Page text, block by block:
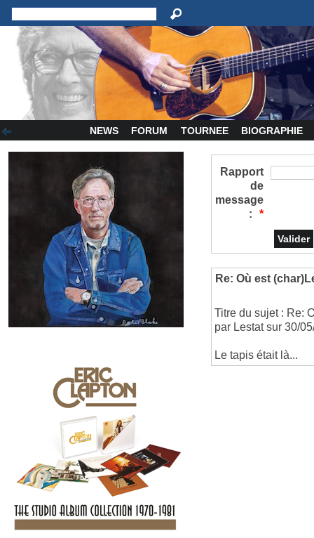
NEWS FORUM TOURNEE BIOGRAPHIE
Rapport
de
message
:
*
Re: Où est
Titre du sujet : Re:
par Lestat sur 30/
Le tapis était là...